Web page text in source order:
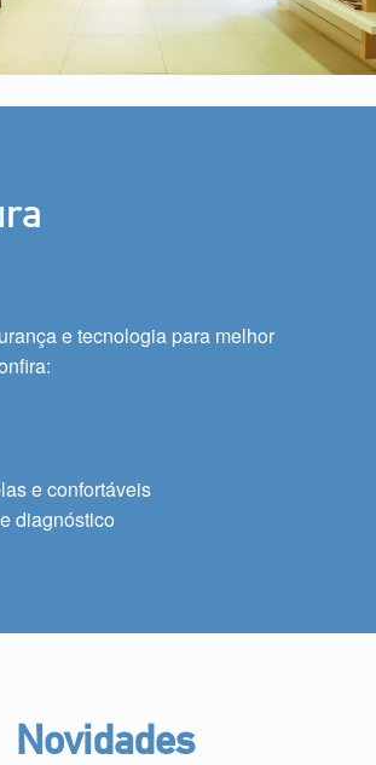
e tecnologia para melhor
e confortáveis
diagnóstico
Novidades